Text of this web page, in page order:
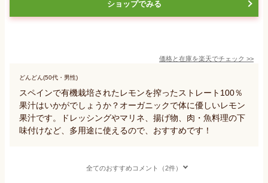
ショップでみる
価格と在庫を楽天でチェック >>
どんどん(50代・男性)
スペインで有機栽培されたレモンを搾ったストレート100％
果汁はいかがでしょうか？オーガニックで体に優しいレモン
果汁です。ドレッシングやマリネ、揚げ物、肉・魚料理の下
味付けなど、多用途に使えるので、おすすめです！
全てのおすすめコメント（2件）